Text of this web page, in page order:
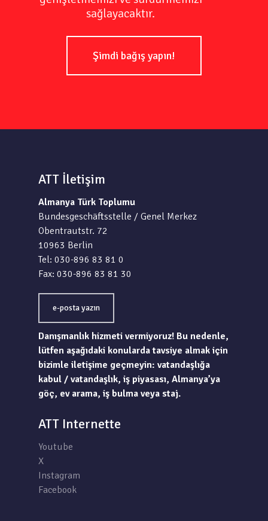
sağlayacaktır.
Şimdi bağış yapın!
ATT İletişim
Almanya Türk Toplumu
Bundesgeschäftsstelle / Genel Merkez
Obentrautstr. 72
10963 Berlin
Tel: 030-896 83 81 0
Fax: 030-896 83 81 30
e-posta yazın
Danışmanlık hizmeti vermiyoruz! Bu nedenle,
lütfen aşağıdaki konularda tavsiye almak için
bizimle iletişime geçmeyin: vatandaşlığa
kabul / vatandaşlık, iş piyasası, Almanya’ya
göç, ev arama, iş bulma veya staj.
ATT Internette
Youtube
X
Instagram
Facebook